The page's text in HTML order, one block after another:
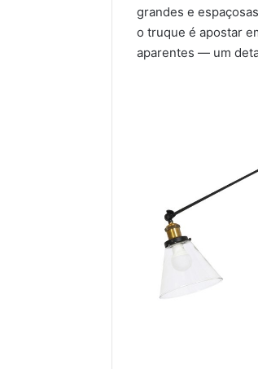
grandes e
o truque é apostar
aparentes — um